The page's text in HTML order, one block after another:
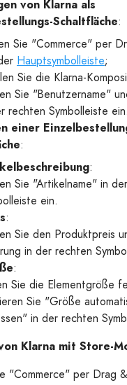
von Klarna als
Schaltfläche:
Sie "Commerce" per
Hauptsymbolleiste;
Sie die Klarna-
Sie "Benutzername"
rechten Symbolleiste ein.
einer
:
:
Sie "Artikelname" in
ein.
:
Sie den Produktpreis
in der rechten
:
Sie die Elementgröße
Sie "Größe
in der rechten
Klarna mit Store-
"Commerce" per Drag